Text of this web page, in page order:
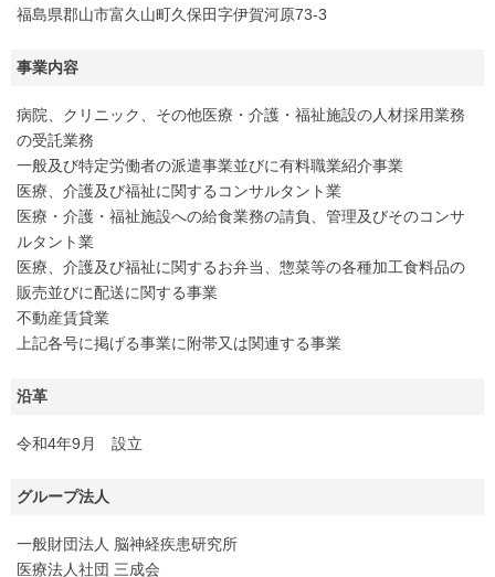
福島県郡山市富久山町久保田字伊賀河原73-3
事業内容
病院、クリニック、その他医療・介護・福祉施設の人材採用業務
の受託業務
一般及び特定労働者の派遣事業並びに有料職業紹介事業
医療、介護及び福祉に関するコンサルタント業
医療・介護・福祉施設への給食業務の請負、管理及びそのコンサ
ルタント業
医療、介護及び福祉に関するお弁当、惣菜等の各種加工食料品の
販売並びに配送に関する事業
不動産賃貸業
上記各号に掲げる事業に附帯又は関連する事業
沿革
令和4年9月 設立
グループ法人
一般財団法人 脳神経疾患研究所
医療法人社団 三成会